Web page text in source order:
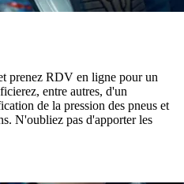
prenez RDV en ligne pour un
entre autres, d'un
de la pression des pneus et
N'oubliez pas d'apporter les